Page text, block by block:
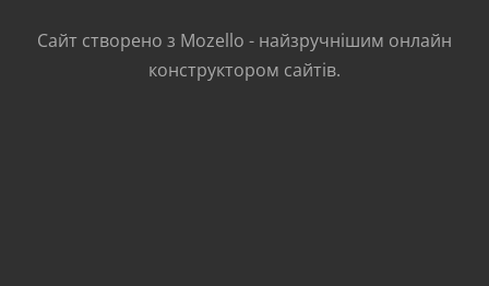
Сайт створено з Mozello - найзручнішим онлайн
конструктором сайтів.